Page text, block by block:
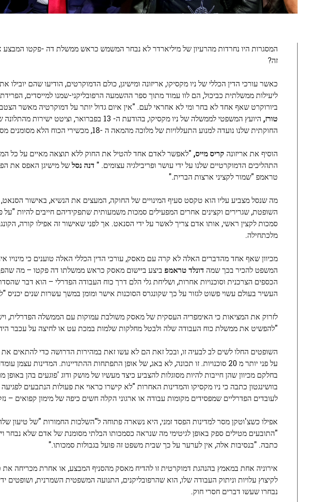
המסגרות היו נחרדות מהרעיון של מיליארדר לא נבחר המשמש כראש ממשלת דה -פקטו
זה?
כאשר עורכי הדין הכללי של ניו מקסיקו, אריזונה ומישיגן, כולם הדמוקרטים, הודיעו שהם יובילו
ליעילות ממשלתית כביכול, הם לוו עמוד מתוך ספר ההשמעה הרפובליקני-שמנו למייסדים,
ביורוקרט שאף אחד לא בחר ומי לא אחראי לעם. "אין איום גדול יותר על דמוקרטיה מאשר
טורז,
היועץ המשפטי לממשלה של ניו מקסיקו, בהודעת ה- 13
החוקתית שלנו נועדה למנוע התעללויות של מלוכה מהמאה ה -18, מכשירי הכוח הלא מסומנים מסוכנים לא פחות בידי ברון טק של המאה ה -21."
הוסיף את אריזונה קריס מייס, "לאפשר לאדם אחד להטיל את החוק ללא תוצאה מאיים על כל
התהליכים הדמוקרטיים שלנו על ידי עושר ופריבילגיה עצומים. " דנה נסלשל מישיגן האפס את
טראמפ "שמור לקציני ארצות הברית."
מה שנסל מצביע עליו הוא טקסט סעיף המינויים של החוקה, המעצים את הנשיא, באישור
השופטת, שגרירים וקצינים אחרים המפעילים סמכות משמעותית שתפקידיהם חייבים להיות
סמכות לקצין ראשי, אותו אדם צריך לאשר על ידי הסנאט. אך לפני שאישור זה אפילו קורה,
מלכתחילה.
מכיוון שאף אחד מהדברים האלה לא קרה עם מאסק, עורכי הדין הכללי האלה טוענים כי מינויו
המשפט להכיר בכך שמה דונלד טראמפ ביצע ביישום מאסק כראש ממשלתו דה פקטו – מה
הכספים הצרכנית וסוכנויות אחרות, ושליחת גלי הלם דרך כוח העבודה הפדרלי – הוא דבר
העשיר בעולם עשוי פשוט לגזור על כך שקונגרס הסוכנות אישר ומומן במשך עשרות שנים יכניס
לזרוק את המציאות כי האימפריה העסקית של מאסק משולבת עמוקות עם הממשלה הפדרלית,
"להפשיט את ממשלת כוח העבודה שלה ולבטל מחלקות שלמות במכת עט או לחיצה על עכבר היה
על פני יותר מ 20 סוכנויות. זו תכונה, לא באג, של אופן התפתחות ההתדיינות. המדינות
בחלקם מכיוון שהן חייבות להיות מסוגלות להצביע כיצד מעשיו של מושק ודוג 'פוגעים בהן
בוושינגטון כתבה כי ניו מקסיקו והמדינות האחרות "לא קישרו כראוי את פעולות הנתבעים
לעובדים הפדרליים שמפסידים מקומות עבודה או ארגוני הקלה חשים כיפה של מימון קפואים –
אפילו כשצ'וטקן מסר למדינות הפסד זמני, היא נשארה פתוחה ל"השלכות החמורות "של טיעון
"התובעים מטילים ספק באופן לגיטימי מה שנראה כסמכותו הבלתי מסומנת של אדם שלא נבחר
כתבה. "בנסיבות אלה, אין לערער על כך שבית משפט זה פועל בגבולות סמכותו."
אירוניה אחת במאמץ בהנהגת דמוקרטית זו להדיח מאסק מהסניף המבצע, או אחרת מכריחה את
לקיצוץ עלויות וניתוק העבודה שלו, הוא שהרפובליקנים, התנועה המשפטית השמרנית, ושופטים
נבחרו שעשו דברים חסרי חוק.